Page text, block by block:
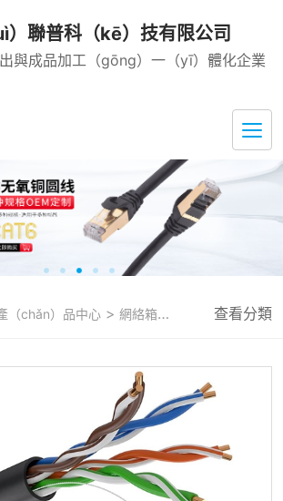
）聯普科（kē）技有限公司
與成品加工（gōng）一（yī）體化企業
（chǎn）品中心 > 網絡箱線（xiàn） >超五類
查看分類